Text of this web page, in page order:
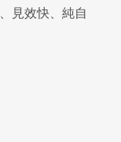
見效快、純自